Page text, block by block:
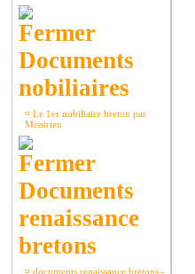
Documents
nobiliaires
¤ Le 1er nobiliaire breton par
Missirien
Documents
renaissance
bretons
¤ documents renaissance bretons -